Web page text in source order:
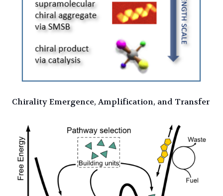
Chirality Emergence, Amplification, and Transfer